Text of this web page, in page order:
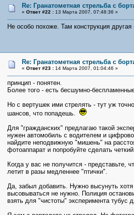
Re: Гранатометная стрельба с
« Ответ #22 :13 Марта 2007, 07:48:36 »
Не особо похоже. Там конструкция
Re: Гранатометная стрельба с
« Ответ #23 :14 Марта 2007, 01:04:46 »
принцип - понятен.
Более того - есть бесшумно-
Но с вертушек ими стрелять - тут уж
шансов, что попадешь.
Для "гражданских" предлагаю такой
нужен автомобиль с водителем и
найдите неподвижную "мишень" на
фотоаппарат и попробуйте сделать
Когда у вас не получится - представьте,
летит в разы медленнее "птички".
Да, забыл добавить. Нужно высунуть
высовываться не нужно. Полиция
взять для "чистоты" эксперимента тубус